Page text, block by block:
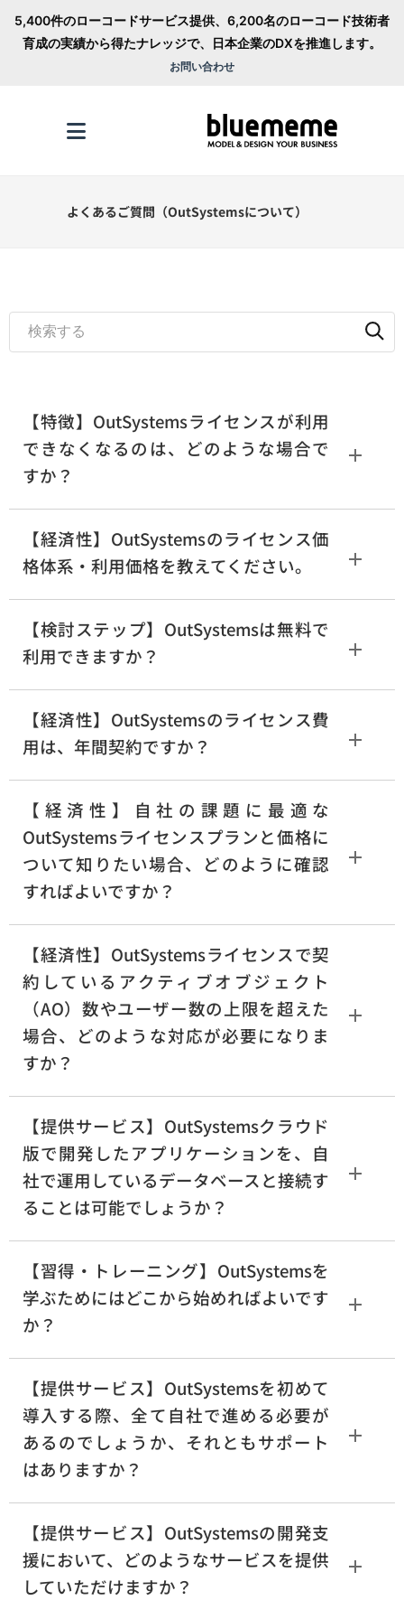
5,400件のローコードサービス提供、6,200名のローコード技術者
育成の実績から得たナレッジで、日本企業のDXを推進します。
お問い合わせ
よくあるご質問（OutSystemsについて）
【特徴】OutSystemsライセンスが利用
できなくなるのは、どのような場合で
すか？
【経済性】OutSystemsのライセンス価
格体系・利用価格を教えてください。
【検討ステップ】OutSystemsは無料で
利用できますか？
【経済性】OutSystemsのライセンス費
用は、年間契約ですか？
【経済性】自社の課題に最適な
OutSystemsライセンスプランと価格に
ついて知りたい場合、どのように確認
すればよいですか？
【経済性】OutSystemsライセンスで契
約しているアクティブオブジェクト
（AO）数やユーザー数の上限を超えた
場合、どのような対応が必要になりま
すか？
【提供サービス】OutSystemsクラウド
版で開発したアプリケーションを、自
社で運用しているデータベースと接続す
ることは可能でしょうか？
【習得・トレーニング】OutSystemsを
学ぶためにはどこから始めればよいです
か？
【提供サービス】OutSystemsを初めて
導入する際、全て自社で進める必要が
あるのでしょうか、それともサポート
はありますか？
【提供サービス】OutSystemsの開発支
援において、どのようなサービスを提供
していただけますか？